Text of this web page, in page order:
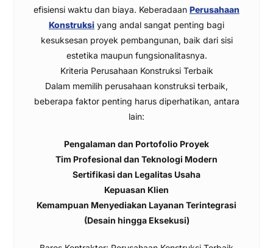
efisiensi waktu dan biaya. Keberadaan Perusahaan
Konstruksi yang andal sangat penting bagi
kesuksesan proyek pembangunan, baik dari sisi
estetika maupun fungsionalitasnya.
Kriteria Perusahaan Konstruksi Terbaik
Dalam memilih perusahaan konstruksi terbaik,
beberapa faktor penting harus diperhatikan, antara
lain:
Pengalaman dan Portofolio Proyek
Tim Profesional dan Teknologi Modern
Sertifikasi dan Legalitas Usaha
Kepuasan Klien
Kemampuan Menyediakan Layanan Terintegrasi
(Desain hingga Eksekusi)